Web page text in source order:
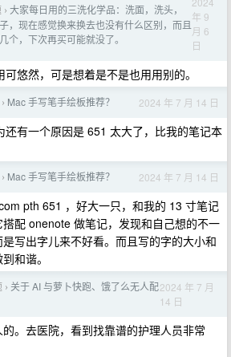
› 大家每日用的三洗化学品：洗面，洗头，
，现在感觉换来换去也没有什么区别，而且
个，下次再买可能就没了。
年 9
月 6
日
可悠然，可是想着是不是也用用别的。
› Mac 手写笔手绘板推荐？ 2024 年 7 月 14 日
还有一个原因是 651 太大了，比我的笔记本
› Mac 手写笔手绘板推荐？ 2024 年 7 月 14 日
pth 651 ，好大一只，和我的 13 寸笔记
配 onenote 做笔记，发现和自己想的不一
写出字儿来不好看。而且写的字的大小和
和谐。
› 关于 AI 与萝卜快跑、饿了么无人配2024 年 7 月
14 日
。去医院，看到找靠谱的护理人员非常